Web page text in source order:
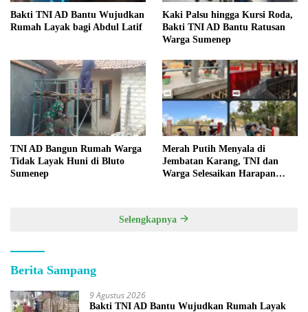
Bakti TNI AD Bantu Wujudkan
Rumah Layak bagi Abdul Latif
Kaki Palsu hingga Kursi Roda,
Bakti TNI AD Bantu Ratusan
Warga Sumenep
TNI AD Bangun Rumah Warga
Tidak Layak Huni di Bluto
Sumenep
Merah Putih Menyala di
Jembatan Karang, TNI dan
Warga Selesaikan Harapan
Selengkapnya
Berita Sampang
9 Agustus 2026
Bakti TNI AD Bantu Wujudkan Rumah Layak